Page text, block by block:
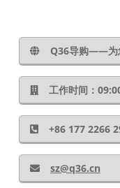
Q36导购——为
工作时间：
+86 177
sz@q36.cn